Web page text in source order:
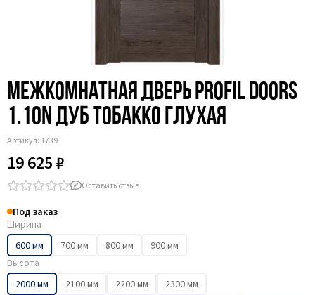
Межкомнатная дверь Profil Doors
1.10N дуб тобакко глухая
Артикул: 1739
19 625 ₽
Оставить отзыв
Под заказ
Ширина
600 мм
700 мм 800 мм
900 мм
Высота
2000 мм
2100 мм 2200 мм 2300 мм